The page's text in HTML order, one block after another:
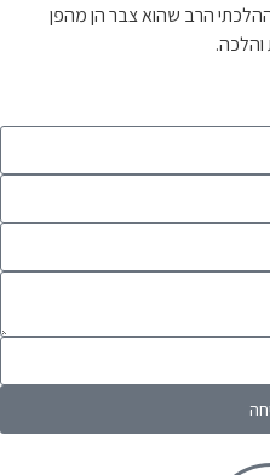
הרב שהוא צבר הן מהפן